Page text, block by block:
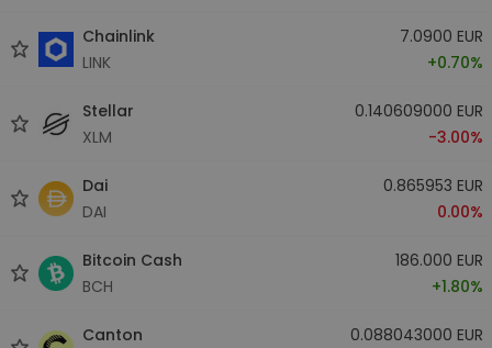
Chainlink
LINK
7.0900 EUR
+0.70%
Stellar
XLM
0.140609000 EUR
-3.00%
Dai
DAI
0.865953 EUR
0.00%
Bitcoin Cash
BCH
186.000 EUR
+1.80%
Canton
0.088043000 EUR